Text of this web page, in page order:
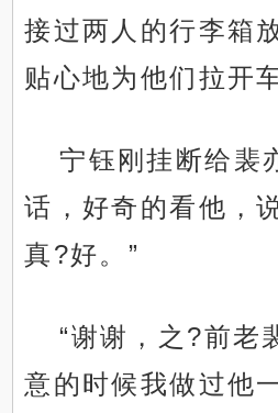
接过两人的行李箱
贴心地为他们拉开
宁钰刚挂断给裴
话，好奇的看他，
真?好。”
“谢谢，之?前老
意的时候我做过他